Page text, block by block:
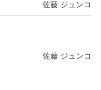
佐藤 ジュンコ
佐藤 ジュンコ